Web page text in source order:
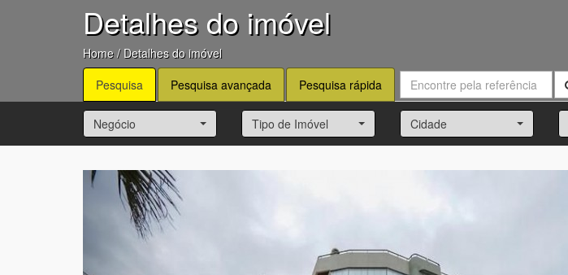
Detalhes do imóvel
Home / Detalhes do imóvel
Pesquisa
Pesquisa avançada Pesquisa rápida
Negócio Tipo de Imóvel Cidade